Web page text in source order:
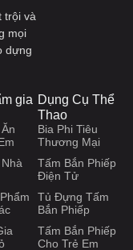
trội và
mọi
dựng
gia Dụng Cụ Thể
Thao
Bia Phi Tiêu
Thương Mại
Tấm Bắn Phiếp
Điện Tử
Tủ Đựng Tấm
Bắn Phiếp
Tấm Bắn Phiếp
Cho Trẻ Em